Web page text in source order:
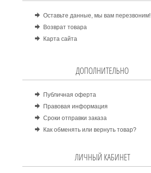
Оставьте данные, мы вам перезвоним!
Возврат товара
Карта сайта
ДОПОЛНИТЕЛЬНО
Публичная оферта
Правовая информация
Сроки отправки заказа
Как обменять или вернуть товар?
ЛИЧНЫЙ КАБИНЕТ